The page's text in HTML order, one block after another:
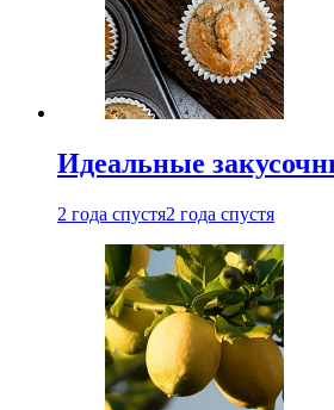
Идеальные
2 года спустя2 года спустя